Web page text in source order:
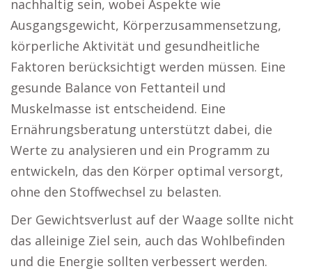
nachhaltig sein, wobei Aspekte wie
Ausgangsgewicht, Körperzusammensetzung,
körperliche Aktivität und gesundheitliche
Faktoren berücksichtigt werden müssen. Eine
gesunde Balance von Fettanteil und
Muskelmasse ist entscheidend. Eine
Ernährungsberatung unterstützt dabei, die
Werte zu analysieren und ein Programm zu
entwickeln, das den Körper optimal versorgt,
ohne den Stoffwechsel zu belasten.
Der Gewichtsverlust auf der Waage sollte nicht
das alleinige Ziel sein, auch das Wohlbefinden
und die Energie sollten verbessert werden.